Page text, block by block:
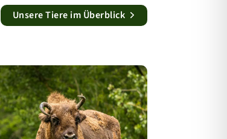
LeitbildUnsere Tiere im Überblick